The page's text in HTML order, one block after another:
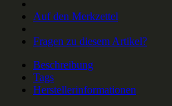
Auf den Merkzettel
Fragen zu diesem Artikel?
Beschreibung
Tags
Herstellerinformationen